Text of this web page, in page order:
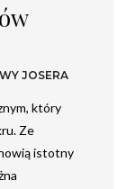
JOSERA
który
Ze
istotny